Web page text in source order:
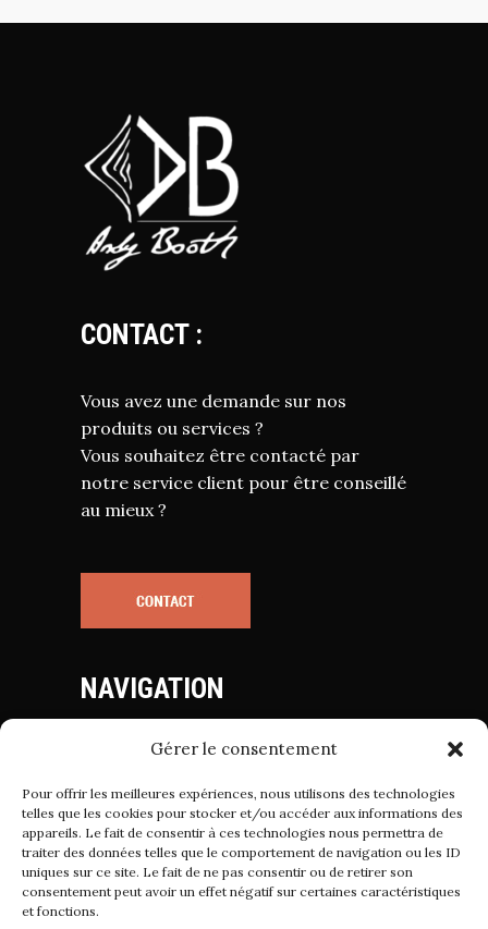
Gérer le consentement
Pour offrir les meilleures expériences, nous utilisons des technologies
telles que les cookies pour stocker et/ou accéder aux informations des
appareils. Le fait de consentir à ces technologies nous permettra de
traiter des données telles que le comportement de navigation ou les ID
uniques sur ce site. Le fait de ne pas consentir ou de retirer son
consentement peut avoir un effet négatif sur certaines caractéristiques
et fonctions.
CONTACT :
Vous avez une demande sur nos
produits ou services ?
Vous souhaitez être contacté par
notre service client pour être conseillé
au mieux ?
NAVIGATION
Mentions Légales
Politique de Confidentialité
Conditions Générales de Vente
Suivez-nous sur